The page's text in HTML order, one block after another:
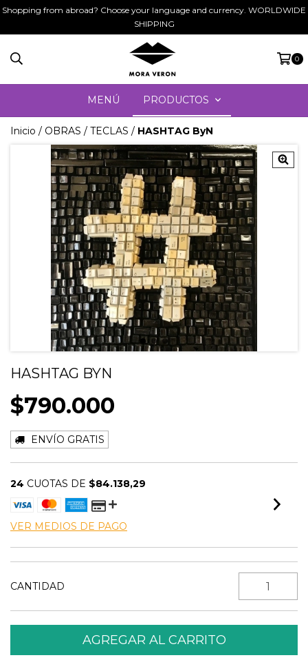
Shopping from abroad? Choose your language and currency. WORLDWIDE
SHIPPING
0
MENÚ PRODUCTOS
Inicio / OBRAS / TECLAS / HASHTAG ByN
HASHTAG BYN
$790.000
ENVÍO GRATIS
24 CUOTAS DE $84.138,29
VER MEDIOS DE PAGO
CANTIDAD